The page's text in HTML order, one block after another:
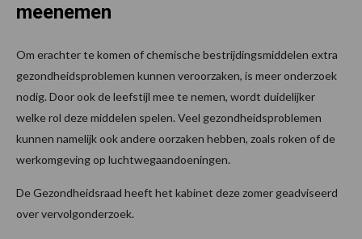
meenemen
Om erachter te komen of chemische bestrijdingsmiddelen extra
gezondheidsproblemen kunnen veroorzaken, is meer onderzoek
nodig. Door ook de leefstijl mee te nemen, wordt duidelijker
welke rol deze middelen spelen. Veel gezondheidsproblemen
kunnen namelijk ook andere oorzaken hebben, zoals roken of de
werkomgeving op luchtwegaandoeningen.
De Gezondheidsraad heeft het kabinet deze zomer geadviseerd
over vervolgonderzoek.